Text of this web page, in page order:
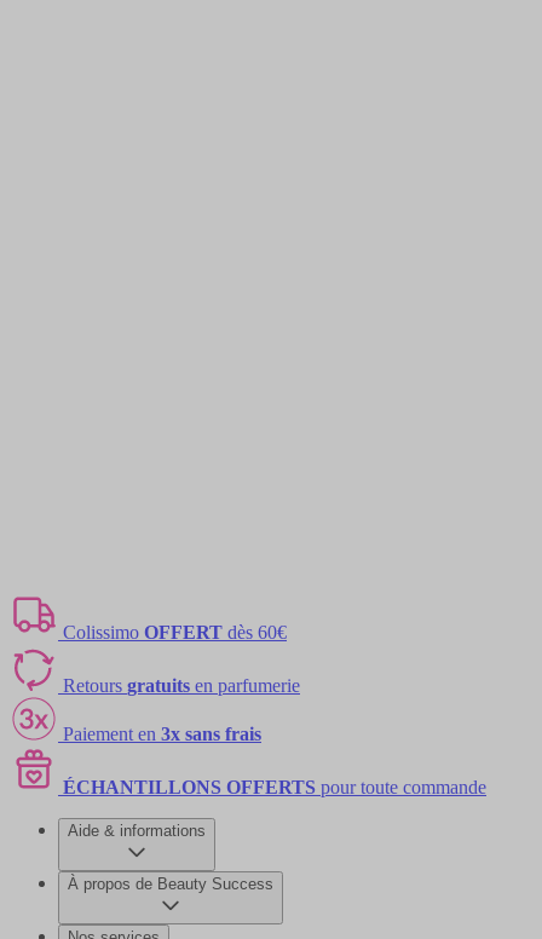
Colissimo OFFERT dès 60€
Retours gratuits en parfumerie
Paiement en 3x sans frais
ÉCHANTILLONS OFFERTS pour toute commande
Aide & informations
À propos de Beauty Success